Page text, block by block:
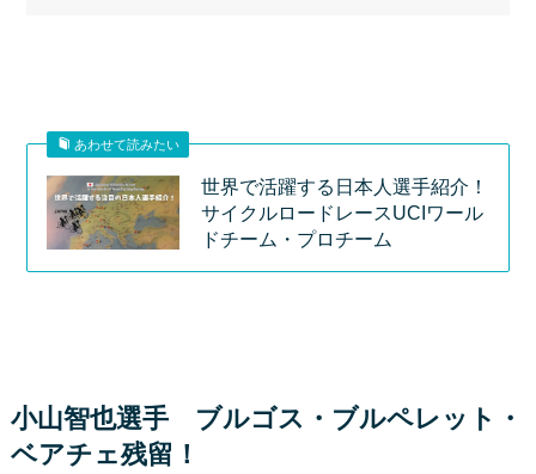
あわせて読みたい
世界で活躍する日本人選手紹介！
サイクルロードレースUCIワール
ドチーム・プロチーム
小山智也選手 ブルゴス・ブルペレット・
ベアチェ残留！